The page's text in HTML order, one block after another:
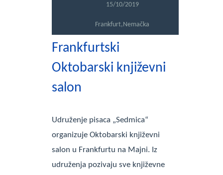
15/10/2019
Frankfurt,Nemačka
Frankfurtski
Oktobarski književni
salon
Udruženje pisaca „Sedmica“
organizuje Oktobarski književni
salon u Frankfurtu na Majni. Iz
udruženja pozivaju sve književne